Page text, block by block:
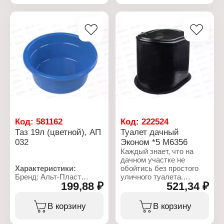
Код: 581162
Таз 19л (цветной), АП
032
Характеристики:
Бренд: Альт-Пласт
Артикул: АП 032
Объем: 19 л
Форма: круглый
199,88 ₽
В корзину
Код:222524
Туалет дачный
Эконом *5 М6356
Каждый знает, что на
дачном участке не
обойтись без простого
уличного туалета.
Однако на сегодняшний
прекрасный способ
сделать его более
521,34 ₽
В корзину